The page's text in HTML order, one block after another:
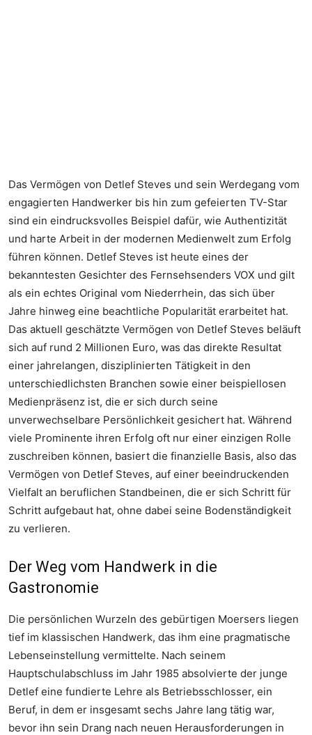
Das Vermögen von Detlef Steves und sein Werdegang vom
engagierten Handwerker bis hin zum gefeierten TV-Star
sind ein eindrucksvolles Beispiel dafür, wie Authentizität
und harte Arbeit in der modernen Medienwelt zum Erfolg
führen können. Detlef Steves ist heute eines der
bekanntesten Gesichter des Fernsehsenders VOX und gilt
als ein echtes Original vom Niederrhein, das sich über
Jahre hinweg eine beachtliche Popularität erarbeitet hat.
Das aktuell geschätzte Vermögen von Detlef Steves beläuft
sich auf rund 2 Millionen Euro, was das direkte Resultat
einer jahrelangen, disziplinierten Tätigkeit in den
unterschiedlichsten Branchen sowie einer beispiellosen
Medienpräsenz ist, die er sich durch seine
unverwechselbare Persönlichkeit gesichert hat. Während
viele Prominente ihren Erfolg oft nur einer einzigen Rolle
zuschreiben können, basiert die finanzielle Basis, also das
Vermögen von Detlef Steves, auf einer beeindruckenden
Vielfalt an beruflichen Standbeinen, die er sich Schritt für
Schritt aufgebaut hat, ohne dabei seine Bodenständigkeit
zu verlieren.
Der Weg vom Handwerk in die
Gastronomie
Die persönlichen Wurzeln des gebürtigen Moersers liegen
tief im klassischen Handwerk, das ihm eine pragmatische
Lebenseinstellung vermittelte. Nach seinem
Hauptschulabschluss im Jahr 1985 absolvierte der junge
Detlef eine fundierte Lehre als Betriebsschlosser, ein
Beruf, in dem er insgesamt sechs Jahre lang tätig war,
bevor ihn sein Drang nach neuen Herausforderungen in